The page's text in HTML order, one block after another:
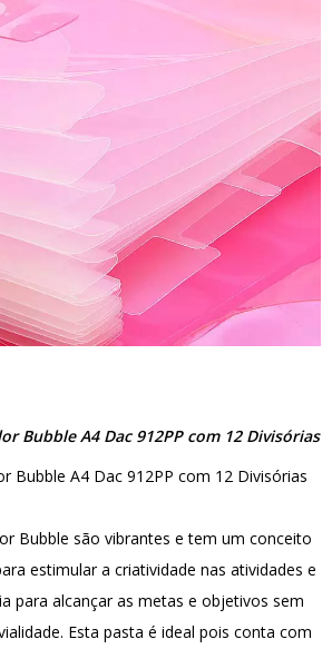
Bubble A4 Dac 912PP com 12 Divisórias
Bubble A4 Dac 912PP com 12 Divisórias
Bubble são vibrantes e tem um conceito
estimular a criatividade nas atividades e
para alcançar as metas e objetivos sem
Esta pasta é ideal pois conta com